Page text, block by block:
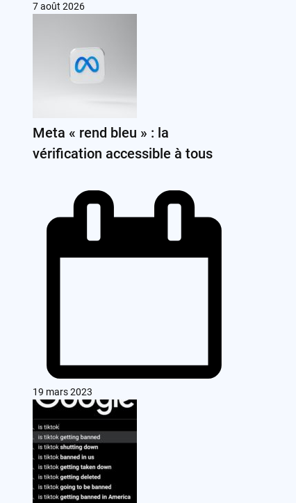
7 août 2026
Meta « rend bleu » : la
vérification accessible à tous
19 mars 2023